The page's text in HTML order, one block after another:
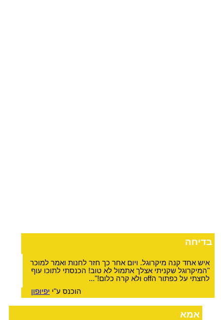
בדיחה
איש אחד קנה מיקרוגל. ויום אחר כך חזר לחנות ואמר למוכר
"המיקרוגל שקניתי אצלך אתמול לא טוב! הכנסתי לתוכו עוף
לחצתי על כפתור הoff ולא קרה כלום!"...
הוכנס ע"י יפיופון
אמא